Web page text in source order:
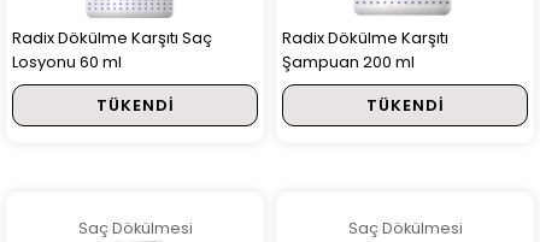
Radix Dökülme Karşıtı Saç
Losyonu 60 ml
TÜKENDI
Radix Dökülme Karşıtı
Şampuan 200 ml
TÜKENDI
Saç Dökülmesi Saç Dökülmesi